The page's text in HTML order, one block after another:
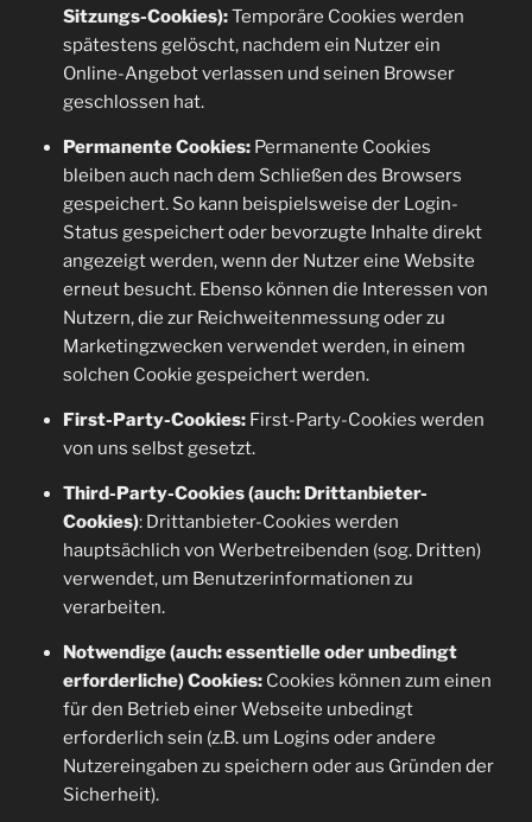
Sitzungs-Cookies):Temporäre Cookies werden
spätestens gelöscht, nachdem ein Nutzer ein
Online-Angebot verlassen und seinen Browser
geschlossen hat.
Permanente Cookies:Permanente Cookies
bleiben auch nach dem Schließen des Browsers
gespeichert. So kann beispielsweise der Login-
Status gespeichert oder bevorzugte Inhalte direkt
angezeigt werden, wenn der Nutzer eine Website
erneut besucht. Ebenso können die Interessen von
Nutzern, die zur Reichweitenmessung oder zu
Marketingzwecken verwendet werden, in einem
solchen Cookie gespeichert werden.
First-Party-Cookies:First-Party-Cookies werden
von uns selbst gesetzt.
Third-Party-Cookies (auch: Drittanbieter-
Cookies): Drittanbieter-Cookies werden
hauptsächlich von Werbetreibenden (sog. Dritten)
verwendet, um Benutzerinformationen zu
verarbeiten.
Notwendige (auch: essentielle oder unbedingt
erforderliche) Cookies:Cookies können zum einen
für den Betrieb einer Webseite unbedingt
erforderlich sein (z.B. um Logins oder andere
Nutzereingaben zu speichern oder aus Gründen der
Sicherheit).